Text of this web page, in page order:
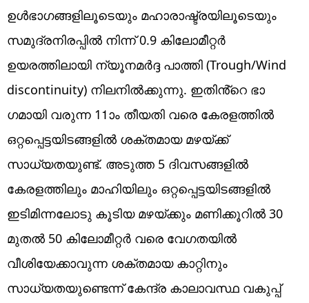
ഉൾഭാഗങ്ങളിലൂടെയും മഹാരാഷ്ട്രയിലൂടെയും
സമുദ്രനിരപ്പിൽ നിന്ന് 0.9 കിലോമീറ്റർ
ഉയരത്തിലായി ന്യൂനമർദ്ദ പാത്തി (Trough/Wind
discontinuity) നിലനിൽക്കുന്നു. ഇതിൻ്റെ ഭാ​
ഗമായി വരുന്ന 11ാം തീയതി വരെ കേരളത്തിൽ
ഒറ്റപ്പെട്ടയിടങ്ങളിൽ ശക്തമായ മഴയ്ക്ക്
സാധ്യതയുണ്ട്. അടുത്ത 5 ദിവസങ്ങളിൽ
കേരളത്തിലും മാഹിയിലും ഒറ്റപ്പെട്ടയിടങ്ങളിൽ
ഇടിമിന്നലോടു കൂടിയ മഴയ്ക്കും മണിക്കൂറിൽ 30
മുതൽ 50 കിലോമീറ്റർ വരെ വേഗതയിൽ
വീശിയേക്കാവുന്ന ശക്തമായ കാറ്റിനും
സാധ്യതയുണ്ടെന്ന് കേന്ദ്ര കാലാവസ്ഥ വകുപ്പ്